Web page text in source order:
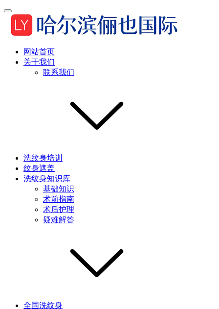
网站首页
关于我们
联系我们
洗纹身培训
纹身遮盖
洗纹身知识库
基础知识
术前指南
术后护理
疑难解答
全国洗纹身